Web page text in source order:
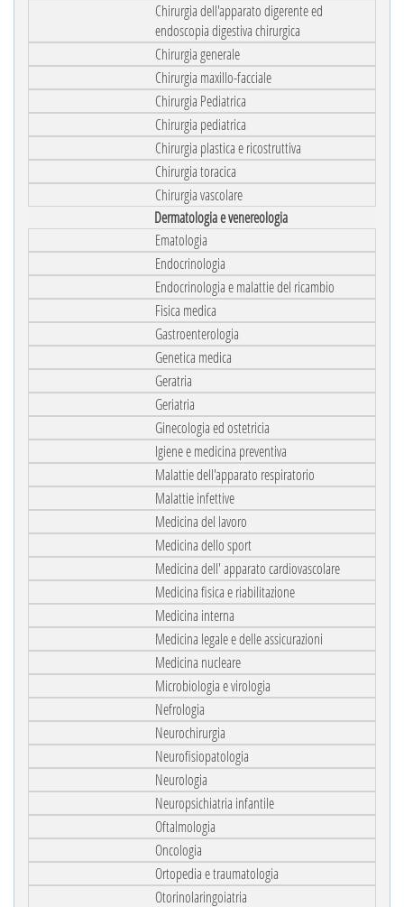
Chirurgia dell'apparato digerente ed
endoscopia digestiva chirurgica
Chirurgia generale
Chirurgia maxillo-facciale
Chirurgia Pediatrica
Chirurgia pediatrica
Chirurgia plastica e ricostruttiva
Chirurgia toracica
Chirurgia vascolare
Dermatologia e venereologia
Ematologia
Endocrinologia
Endocrinologia e malattie del ricambio
Fisica medica
Gastroenterologia
Genetica medica
Geratria
Geriatria
Ginecologia ed ostetricia
Igiene e medicina preventiva
Malattie dell'apparato respiratorio
Malattie infettive
Medicina del lavoro
Medicina dello sport
Medicina dell' apparato cardiovascolare
Medicina fisica e riabilitazione
Medicina interna
Medicina legale e delle assicurazioni
Medicina nucleare
Microbiologia e virologia
Nefrologia
Neurochirurgia
Neurofisiopatologia
Neurologia
Neuropsichiatria infantile
Oftalmologia
Oncologia
Ortopedia e traumatologia
Otorinolaringoiatria